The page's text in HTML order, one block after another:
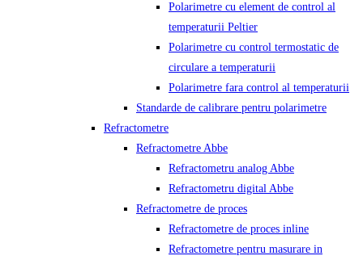
Polarimetre cu element de control al
temperaturii Peltier
Polarimetre cu control termostatic de
circulare a temperaturii
Polarimetre fara control al temperaturii
Standarde de calibrare pentru polarimetre
Refractometre
Refractometre Abbe
Refractometru analog Abbe
Refractometru digital Abbe
Refractometre de proces
Refractometre de proces inline
Refractometre pentru masurare in